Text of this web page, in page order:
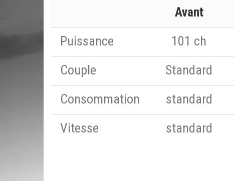
Avant
Puissance
101 ch
Couple
Standard
Consommation
standard
Vitesse
standard